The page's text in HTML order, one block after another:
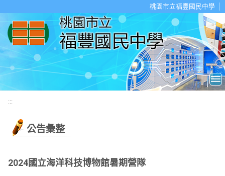
桃園市立福豐國民中學
:::
公告彙整
2024國立海洋科技博物館暑期營隊